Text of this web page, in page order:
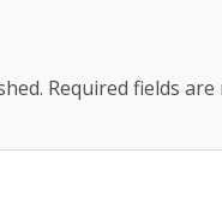
Required fields are